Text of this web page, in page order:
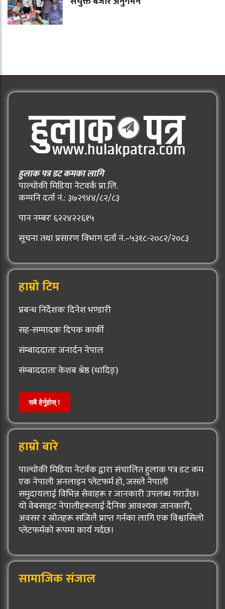
हुलाक पत्र डट कमका लागि
पाल्चोकी मिडिया नेटवर्क प्रा.लि.
कम्पनि दर्ता नं.: ३७२९४४/८२/८३
पान नम्बरः ६२२४२२६१५
सूचना तथा प्रसारण विभाग दर्ता नं.–५३१८-२०८२/२०८३
हाम्रो टिम
प्रबन्ध निर्देशकः दिनेश भण्डारी
सह-सम्पादकः दिपक कार्की
संम्बाददाताः जनार्दन नेपाल
संम्बाददाताः केशब श्रेष्ठ (धादिङ्)
सबै हेर्नुहोस् !
हाम्रो बारे
पाल्चोकी मिडिया नेटर्वक द्वारा संचालित हुलाक पत्र डट कम
एक नेपाली अनलाइन प्लेटफर्म हो, जसले नेपाली
समुदायलाई विभिन्न सेवाहरू र जानकारी उपलब्ध गराउँछ।
यो वेबसाइट नेपालीहरूलाई दैनिक आवश्यक जानकारी,
अवसर र स्रोतहरू सजिलै प्राप्त गर्नका लागि एक विश्वासिलो
प्लेटफर्मको रूपमा कार्य गर्दछ।
सामाजिक संजाल